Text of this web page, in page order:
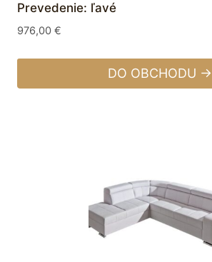
Prevedenie: ľavé
976,00 €
DO OBCHODU →